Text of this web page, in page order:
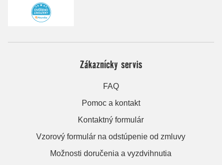
Zákaznícky servis
FAQ
Pomoc a kontakt
Kontaktný formulár
Vzorový formulár na odstúpenie od zmluvy
Možnosti doručenia a vyzdvihnutia